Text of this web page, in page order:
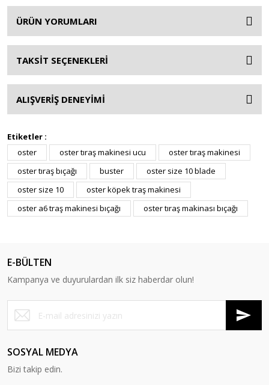
ÜRÜN YORUMLARI
TAKSİT SEÇENEKLERİ
ALIŞVERİŞ DENEYİMİ
Etiketler :
oster
oster tıraş makinesi ucu
oster tıraş makinesi
oster tıraş bıçağı
buster
oster size 10 blade
oster size 10
oster köpek traş makinesi
oster a6 traş makinesi bıçağı
oster tıraş makinası bıçağı
E-BÜLTEN
Kampanya ve duyurulardan ilk siz haberdar olun!
SOSYAL MEDYA
Bizi takip edin.